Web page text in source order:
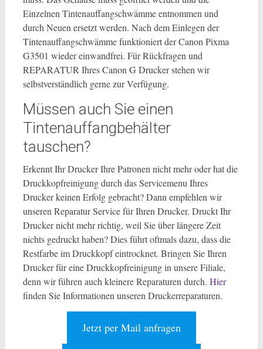
Einzelnen Tintenauffangschwämme entnommen und
durch Neuen ersetzt werden. Nach dem Einlegen der
Tintenauffangschwämme funktioniert der Canon Pixma
G3501 wieder einwandfrei. Für Rückfragen und
REPARATUR Ihres Canon G Drucker stehen wir
selbstverständlich gerne zur Verfügung.
Müssen auch Sie einen
Tintenauffangbehälter
tauschen?
Erkennt Ihr Drucker Ihre Patronen nicht mehr oder hat die
Druckkopfreinigung durch das Servicemenu Ihres
Drucker keinen Erfolg gebracht? Dann empfehlen wir
unseren Reparatur Service für Ihren Drucker. Druckt Ihr
Drucker nicht mehr richtig, weil Sie über längere Zeit
nichts gedruckt haben? Dies führt oftmals dazu, dass die
Restfarbe im Druckkopf eintrocknet. Bringen Sie Ihren
Drucker für eine Druckkopfreinigung in unsere Filiale,
denn wir führen auch kleinere Reparaturen durch. Hier
finden Sie Informationen unseren Druckerreparaturen.
Jetzt per Mail anfragen